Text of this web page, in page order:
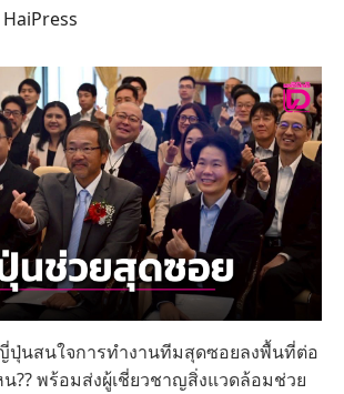
HaiPress
นสนใจการทำงานทีมสุดซอยลงพื้นที่ต่อ
น?? พร้อมส่งผู้เชี่ยวชาญสิ่งแวดล้อมช่วย